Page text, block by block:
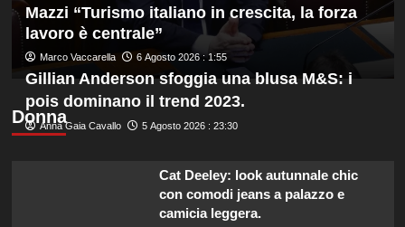
Mazzi “Turismo italiano in crescita, la forza
lavoro è centrale”
Marco Vaccarella 6 Agosto 2026 : 1:55
Donna
Gillian Anderson sfoggia una blusa M&S: i
pois dominano il trend 2023.
Anna Gaia Cavallo 5 Agosto 2026 : 23:30
Cat Deeley: look autunnale chic
con comodi jeans a palazzo e
camicia leggera.